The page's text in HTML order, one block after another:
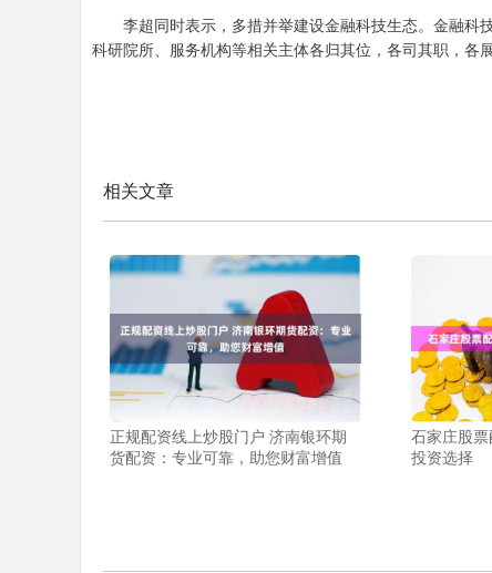
李超同时表示，多措并举建设金融科技生态。金融科技
科研院所、服务机构等相关主体各归其位，各司其职，各
相关文章
正规配资线上炒股门户 济南银环期
货配资：专业可靠，助您财富增值
石家庄股
投资选择